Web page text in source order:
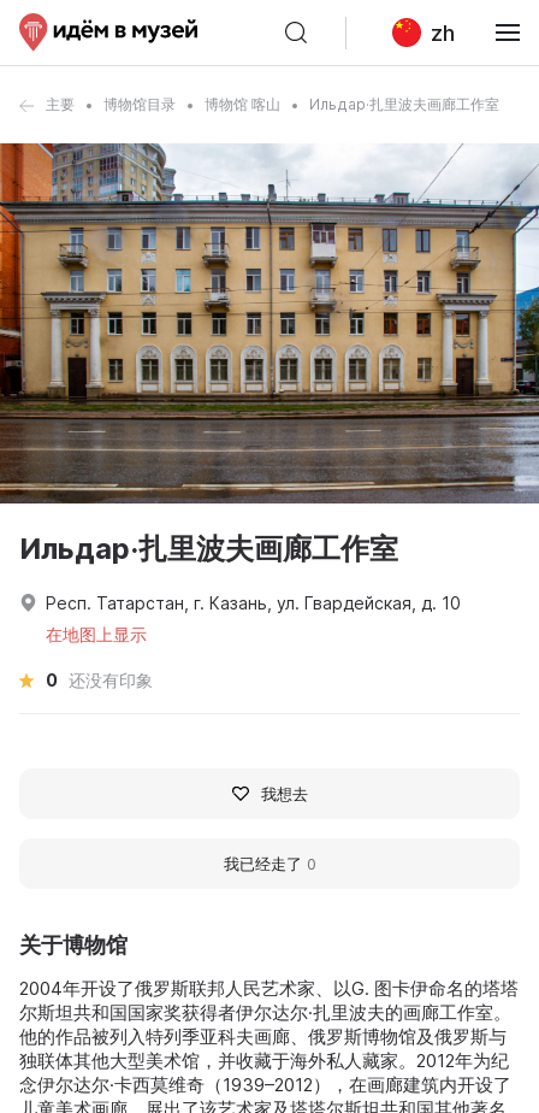
zh
主要 博物馆目录 博物馆 喀山 Ильдар·扎里波夫画廊工作室
关于博物馆
2004年开设了俄罗斯联邦人民艺术家、以G. 图卡伊命名的塔塔
尔斯坦共和国国家奖获得者伊尔达尔·扎里波夫的画廊工作室。
他的作品被列入特列季亚科夫画廊、俄罗斯博物馆及俄罗斯与
独联体其他大型美术馆，并收藏于海外私人藏家。2012年为纪
念伊尔达尔·卡西莫维奇（1939–2012），在画廊建筑内开设了
Ильдар·扎里波夫画廊工作室
Респ. Татарстан, г. Казань, ул. Гвардейская, д. 10
在地图上显示
0 还没有印象
我想去
我已经走了 0